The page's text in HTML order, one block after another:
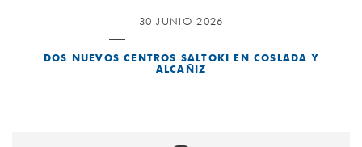
30 JUNIO 2026
DOS NUEVOS CENTROS SALTOKI EN COSLADA Y
ALCAÑIZ